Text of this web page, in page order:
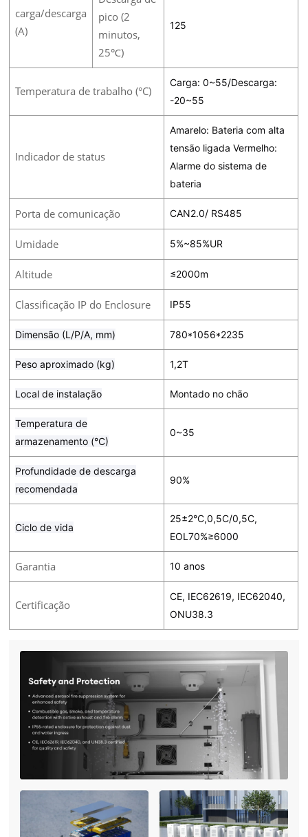
carga/descarga
(A)
pico (2
minutos,
25℃)
125
Temperatura de trabalho (°C)
Carga: 0~55/Descarga:
-20~55
Indicador de status
Amarelo: Bateria com alta
tensão ligada Vermelho:
Alarme do sistema de
bateria
Porta de comunicação CAN2.0/ RS485
Umidade 5%~85%UR
Altitude ≤2000m
Classificação IP do Enclosure IP55
Dimensão (L/P/A, mm) 780*1056*2235
Peso aproximado (kg) 1,2T
Local de instalação Montado no chão
Temperatura de
armazenamento (°C)
0~35
Profundidade de descarga
recomendada
90%
Ciclo de vida
25±2°C,0,5C/0,5C,
EOL70%≥6000
Garantia 10 anos
Certificação
CE, IEC62619, IEC62040,
ONU38.3